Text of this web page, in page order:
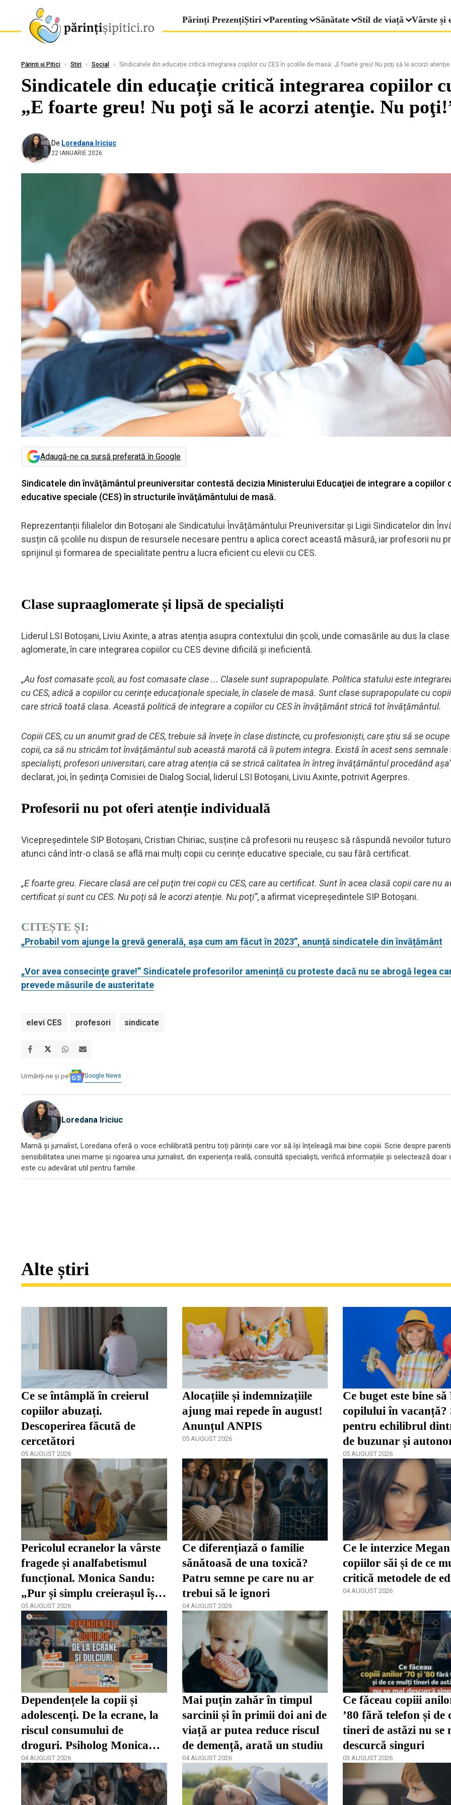
Părinți PrezențiȘtiri Parenting Sănătate Stil de viață Vârste și
Părinți și Pitici › Stiri › Social › Sindicatele din educație critică integrarea copiilor cu CES în școlile de masă: „E foarte greu! Nu poţi să le acorzi atenţie.
Sindicatele din educație critică integrarea copiilor
„E foarte greu! Nu poţi să le acorzi atenţie. Nu
De Loredana Iriciuc
22 IANUARIE 2026
Adaugă-ne ca sursă preferată în Google
Sindicatele din învăţământul preuniversitar contestă decizia Ministerului Educaţiei de integrare a copiilor
educative speciale (CES) în structurile învăţământului de masă.
Reprezentanții filialelor din Botoșani ale Sindicatului Învățământului Preuniversitar și Ligii Sindicatelor din
susțin că școlile nu dispun de resursele necesare pentru a aplica corect această măsură, iar profesorii nu
sprijinul și formarea de specialitate pentru a lucra eficient cu elevii cu CES.
Clase supraaglomerate și lipsă de specialiști
Liderul LSI Botoșani, Liviu Axinte, a atras atenția asupra contextului din școli, unde comasările au dus la
aglomerate, în care integrarea copiilor cu CES devine dificilă și ineficientă.
„Au fost comasate şcoli, au fost comasate clase ... Clasele sunt suprapopulate. Politica statului este
cu CES, adică a copiilor cu cerinţe educaţionale speciale, în clasele de masă. Sunt clase suprapopulate cu copii
care strică toată clasa. Această politică de integrare a copiilor cu CES în învăţământ strică tot învăţământul.
Copiii CES, cu un anumit grad de CES, trebuie să înveţe în clase distincte, cu profesionişti, care ştiu să se
copii, ca să nu stricăm tot învăţământul sub această marotă că îi putem integra. Există în acest sens semnale
specialişti, profesori universitari, care atrag atenţia că se strică calitatea în întreg învăţământul procedând
declarat, joi, în şedinţa Comisiei de Dialog Social, liderul LSI Botoşani, Liviu Axinte, potrivit Agerpres.
Profesorii nu pot oferi atenție individuală
Vicepreședintele SIP Botoșani, Cristian Chiriac, susține că profesorii nu reușesc să răspundă nevoilor
atunci când într-o clasă se află mai mulți copii cu cerințe educative speciale, cu sau fără certificat.
„E foarte greu. Fiecare clasă are cel puţin trei copii cu CES, care au certificat. Sunt în acea clasă copii care nu
certificat şi sunt cu CES. Nu poţi să le acorzi atenţie. Nu poţi”, a afirmat vicepreşedintele SIP Botoşani.
CITEȘTE ȘI:
„Probabil vom ajunge la grevă generală, aşa cum am făcut în 2023”, anunță sindicatele din învățământ
„Vor avea consecinţe grave!” Sindicatele profesorilor amenință cu proteste dacă nu se abrogă legea
prevede măsurile de austeritate
elevi CES profesori sindicate
Urmăriți-ne și pe Google News
Loredana Iriciuc
Mamă și jurnalist, Loredana oferă o voce echilibrată pentru toți părinții care vor să își înțeleagă mai bine copiii. Scrie despre
sensibilitatea unei mame și rigoarea unui jurnalist, din experiența reală, consultă specialiști, verifică informațiile și selectează doar
este cu adevărat util pentru familie.
Alte știri
Ce se întâmplă în creierul
copiilor abuzați.
Descoperirea făcută de
cercetători
05 AUGUST 2026
Alocațiile și indemnizațiile
ajung mai repede în august!
Anunțul ANPIS
05 AUGUST 2026
Ce buget este bine
copilului în
pentru echilibrul
de buzunar și
05 AUGUST 2026
Pericolul ecranelor la vârste
fragede și analfabetismul
funcțional. Monica Sandu:
„Pur și simplu creierașul își
inhibă multe abilități”
05 AUGUST 2026
Ce diferențiază o familie
sănătoasă de una toxică?
Patru semne pe care nu ar
trebui să le ignori
04 AUGUST 2026
Ce le interzice
copiilor săi și de ce
critică metodele de
04 AUGUST 2026
Dependențele la copii și
adolescenți. De la ecrane, la
riscul consumului de
droguri. Psiholog Monica
Sandu, la Părinți Prezenți /
VIDEO
04 AUGUST 2026
Mai puțin zahăr în timpul
sarcinii și în primii doi ani de
viață ar putea reduce riscul
de demență, arată un studiu
04 AUGUST 2026
Ce făceau copiii
’80 fără telefon și de
tineri de astăzi nu se
descurcă singuri
03 AUGUST 2026